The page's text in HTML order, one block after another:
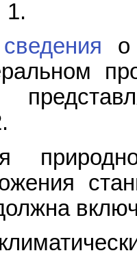
1.
сведения о
природно-